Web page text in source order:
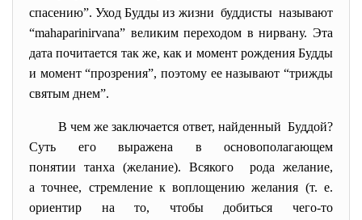
спасению”. Уход Будды из жизни буддисты называют
“mahaparinirvana” великим переходом в нирвану. Эта
дата почитается так же, как и момент рождения Будды
и момент “прозрения”, поэтому ее называют “трижды
святым днем”.
В чем же заключается ответ, найденный Буддой?
Суть его выражена в основополагающем
понятии танха (желание). Всякого рода желание,
а точнее, стремление к воплощению желания (т. е.
ориентир на то, чтобы добиться чего-то